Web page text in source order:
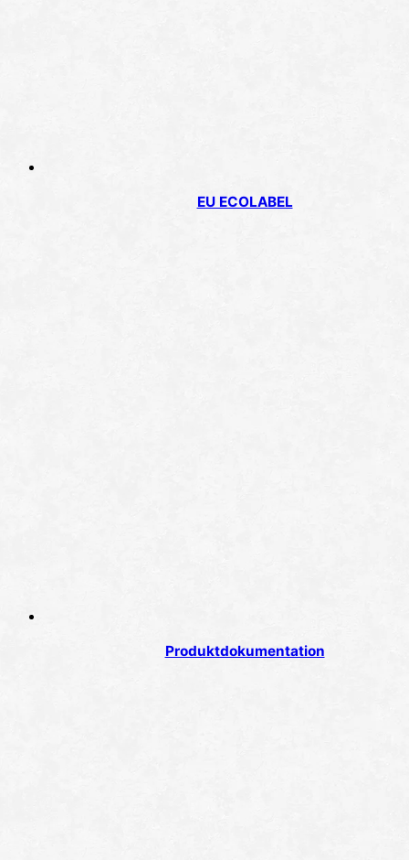
EU ECOLABEL
Produktdokumentation